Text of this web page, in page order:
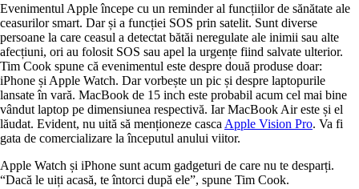
Evenimentul Apple începe cu un reminder al funcțiilor de sănătate ale
ceasurilor smart. Dar și a funcției SOS prin satelit. Sunt diverse
persoane la care ceasul a detectat bătăi neregulate ale inimii sau alte
afecțiuni, ori au folosit SOS sau apel la urgențe fiind salvate ulterior.
Tim Cook spune că evenimentul este despre două produse doar:
iPhone și Apple Watch. Dar vorbește un pic și despre laptopurile
lansate în vară. MacBook de 15 inch este probabil acum cel mai bine
vândut laptop pe dimensiunea respectivă. Iar MacBook Air este și el
lăudat. Evident, nu uită să menționeze casca Apple Vision Pro. Va fi
gata de comercializare la începutul anului viitor.
Apple Watch și iPhone sunt acum gadgeturi de care nu te desparți.
“Dacă le uiți acasă, te întorci după ele”, spune Tim Cook.